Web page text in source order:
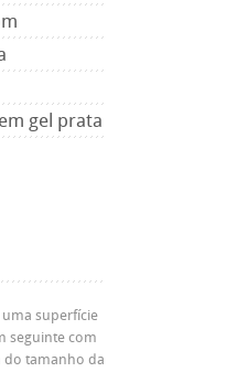
gel prata
superfície
seguinte com
do tamanho da